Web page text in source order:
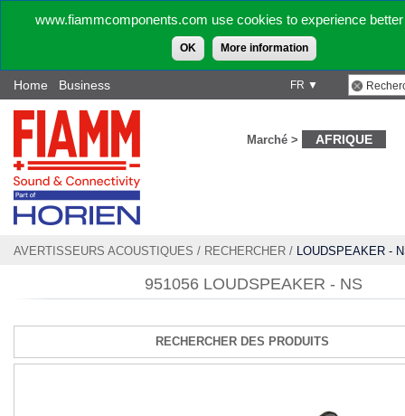
www.fiammcomponents.com use cookies to experience
OK More information
FR ▼
Home Business
Marché > AFRIQUE
AVERTISSEURS ACOUSTIQUES / RECHERCHER / LOUDSPEAKER -
951056 LOUDSPEAKER - NS
RECHERCHER DES PRODUITS